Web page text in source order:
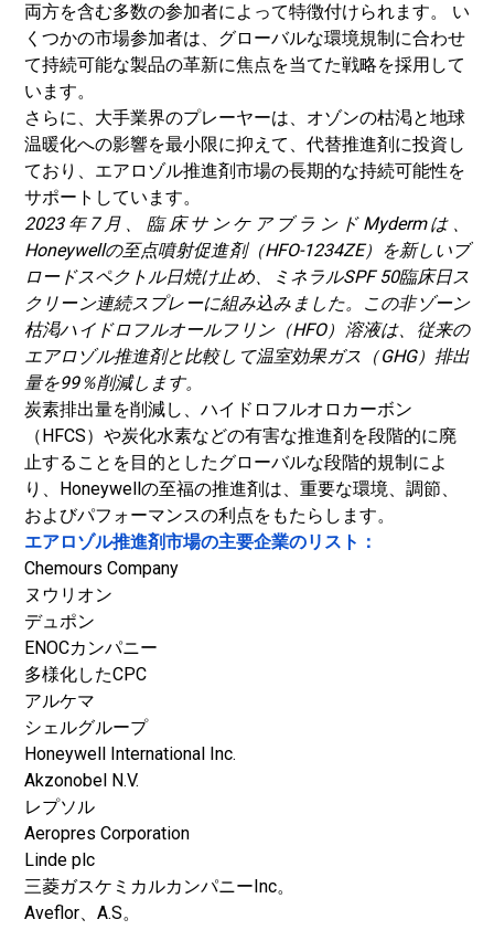
両方を含む多数の参加者によって特徴付けられます。 い
くつかの市場参加者は、グローバルな環境規制に合わせ
て持続可能な製品の革新に焦点を当てた戦略を採用して
います。
さらに、大手業界のプレーヤーは、オゾンの枯渇と地球
温暖化への影響を最小限に抑えて、代替推進剤に投資し
ており、エアロゾル推進剤市場の長期的な持続可能性を
サポートしています。
2023年7月、臨床サンケアブランドMydermは、
Honeywellの至点噴射促進剤（HFO-1234ZE）を新しいブ
ロードスペクトル日焼け止め、ミネラルSPF 50臨床日ス
クリーン連続スプレーに組み込みました。この非ゾーン
枯渇ハイドロフルオールフリン（HFO）溶液は、従来の
エアロゾル推進剤と比較して温室効果ガス（GHG）排出
量を99％削減します。
炭素排出量を削減し、ハイドロフルオロカーボン
（HFCS）や炭化水素などの有害な推進剤を段階的に廃
止することを目的としたグローバルな段階的規制によ
り、Honeywellの至福の推進剤は、重要な環境、調節、
およびパフォーマンスの利点をもたらします。
エアロゾル推進剤市場の主要企業のリスト：
Chemours Company
ヌウリオン
デュポン
ENOCカンパニー
多様化したCPC
アルケマ
シェルグループ
Honeywell International Inc.
Akzonobel N.V.
レプソル
Aeropres Corporation
Linde plc
三菱ガスケミカルカンパニーInc。
Aveflor、A.S。